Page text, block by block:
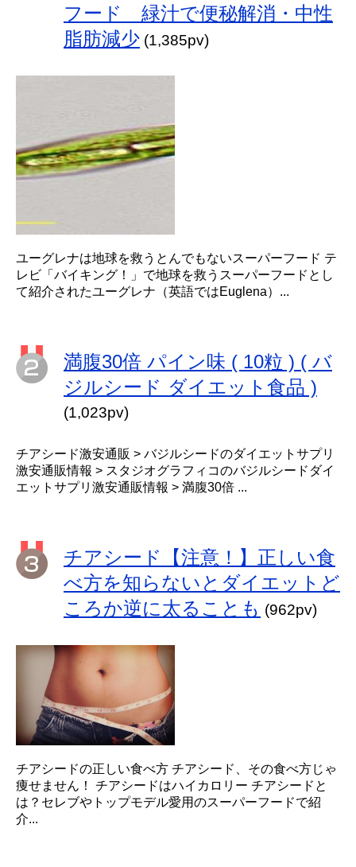
フード 緑汁で便秘解消・中性
脂肪減少 (1,385pv)
ユーグレナは地球を救うとんでもないスーパーフード テ
レビ「バイキング！」で地球を救うスーパーフードとし
て紹介されたユーグレナ（英語ではEuglena）...
満腹30倍 パイン味 ( 10粒 ) ( バ
ジルシード ダイエット食品 )
(1,023pv)
チアシード激安通販 > バジルシードのダイエットサプリ
激安通販情報 > スタジオグラフィコのバジルシードダイ
エットサプリ激安通販情報 > 満腹30倍 ...
チアシード【注意！】正しい食
べ方を知らないとダイエットど
ころか逆に太ることも (962pv)
チアシードの正しい食べ方 チアシード、その食べ方じゃ
痩せません！ チアシードはハイカロリー チアシードと
は？セレブやトップモデル愛用のスーパーフードで紹
介...